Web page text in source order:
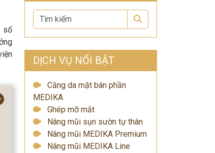
số
DỊCH VỤ NỔI BẬT
Căng da mặt bán phần
MEDIKA
Ghép mỡ mắt
Nâng mũi sụn sườn tự thân
Nâng mũi MEDIKA Premium
Nâng mũi MEDIKA Line